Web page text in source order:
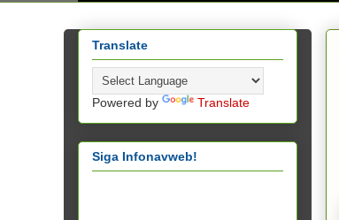
Translate
Powered by Translate
Siga Infonavweb!